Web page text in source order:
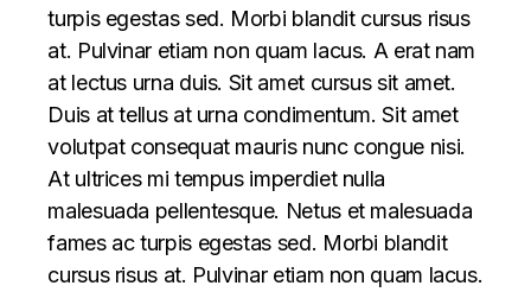
turpis egestas sed. Morbi blandit cursus risus
at. Pulvinar etiam non quam lacus. A erat nam
at lectus urna duis. Sit amet cursus sit amet.
Duis at tellus at urna condimentum. Sit amet
volutpat consequat mauris nunc congue nisi.
At ultrices mi tempus imperdiet nulla
malesuada pellentesque. Netus et malesuada
fames ac turpis egestas sed. Morbi blandit
cursus risus at. Pulvinar etiam non quam lacus.